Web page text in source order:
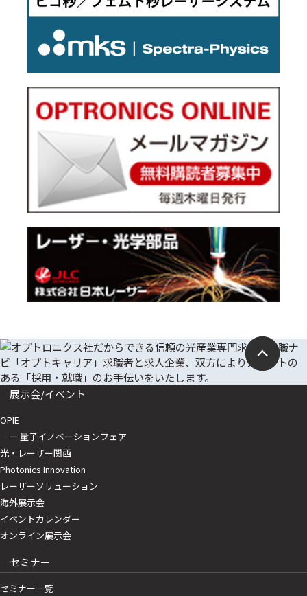
展示会/イベント
OPIE
ー 量子イノベーションフェア
光・レーザー関西
Photonics Innovation
レーザーソリューション
海外展示会
イベントカレンダー
オンライン展示会
セミナー
セミナー一覧